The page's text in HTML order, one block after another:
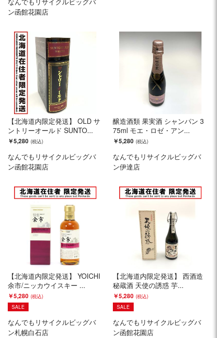
ン函館花園店
【北海道内限定発送】 OLD サ
ントリーオールド SUNTO...
￥5,280
なんでもリサイクルビッグバ
ン函館花園店
醸造酒類 果実酒 シャンパン 3
75ml モエ・ロゼ・アン...
￥5,280
なんでもリサイクルビッグバ
ン伊達店
【北海道内限定発送】 YOICHI
余市/ニッカウイスキー ...
￥5,280
SALE
なんでもリサイクルビッグバ
ン札幌白石店
【北海道内限定発送】 西酒造
秘蔵酒 天使の誘惑 芋...
￥5,280
SALE
なんでもリサイクルビッグバ
ン函館花園店